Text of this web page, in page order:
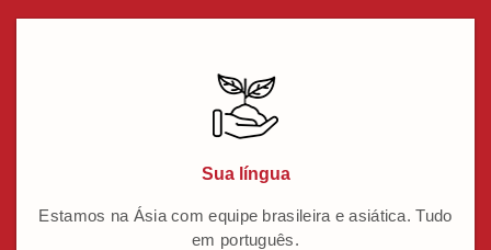
Sua língua
Estamos na Ásia com equipe brasileira e asiática. Tudo
em português.